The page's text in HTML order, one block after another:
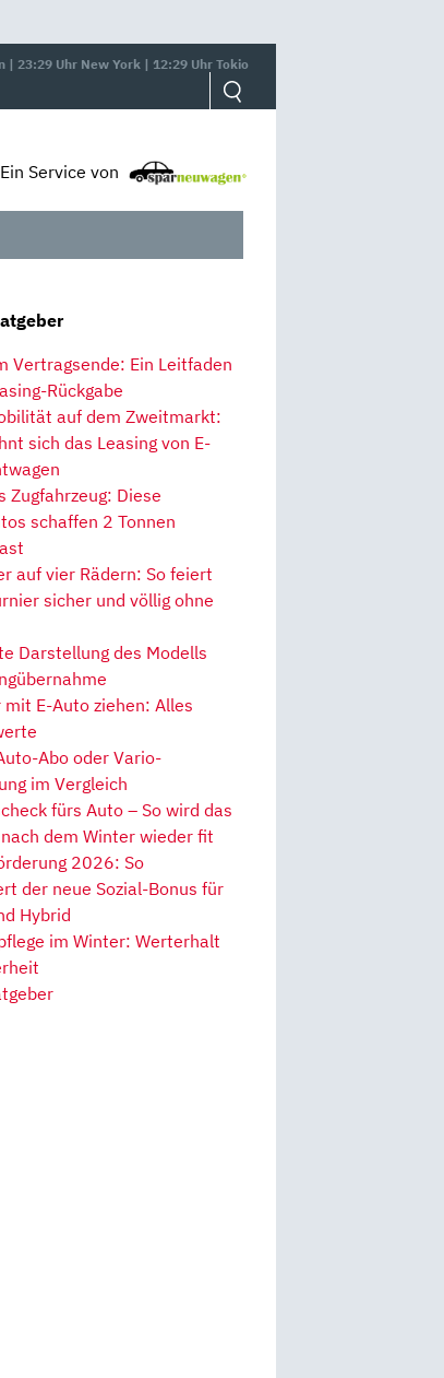
23:29 Uhr New York | 12:29 Uhr Tokio
Ein Service von
Vertragsende: Ein Leitfaden
Rückgabe
auf dem Zweitmarkt:
sich das Leasing von E-
Zugfahrzeug: Diese
schaffen 2 Tonnen
auf vier Rädern: So feiert
sicher und völlig ohne
Darstellung des Modells
mit E-Auto ziehen: Alles
Abo oder Vario-
im Vergleich
fürs Auto – So wird das
nach dem Winter wieder fit
2026: So
der neue Sozial-Bonus für
Hybrid
im Winter: Werterhalt